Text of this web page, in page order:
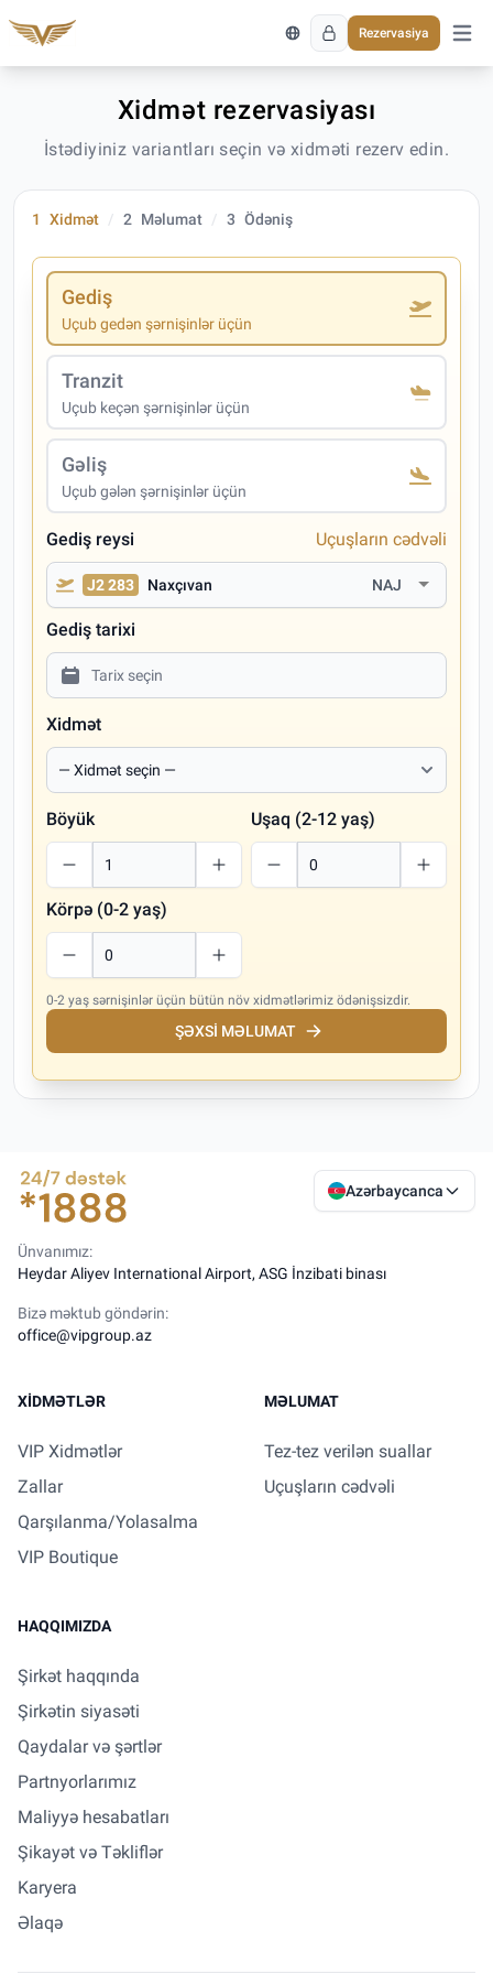
Rezervasiya
Əsas
Xidmət rezervasiyası
İstədiyiniz variantları seçin və xidməti rezerv edin.
1 Xidmət 2 Məlumat 3 Ödəniş
Gediş
Uçub gedən şərnişinlər üçün
Tranzit
Uçub keçən şərnişinlər üçün
Gəliş
Uçub gələn şərnişinlər üçün
Gediş reysi Uçuşların cədvəli
J2 283 Naxçıvan NAJ
Gediş tarixi
Xidmət
Böyük Uşaq (2-12 yaş)
Körpə (0-2 yaş)
0-2 yaş sərnişinlər üçün bütün növ xidmətlərimiz ödənişsizdir.
ŞƏXSI MƏLUMAT
Azərbaycanca
Ünvanımız:
Heydar Aliyev International Airport, ASG İnzibati binası
Bizə məktub göndərin:
office@vipgroup.az
XIDMƏTLƏR
VIP Xidmətlər
Zallar
Qarşılanma/Yolasalma
VIP Boutique
MƏLUMAT
Tez-tez verilən suallar
Uçuşların cədvəli
HAQQIMIZDA
Şirkət haqqında
Şirkətin siyasəti
Qaydalar və şərtlər
Partnyorlarımız
Maliyyə hesabatları
Şikayət və Təkliflər
Karyera
Əlaqə